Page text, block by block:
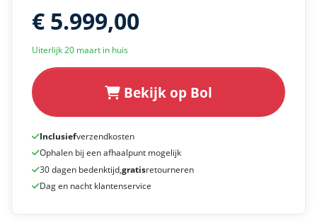
€ 5.999,00
Uiterlijk 20 maart in huis
Bekijk op Bol
Inclusiefverzendkosten
Ophalen bij een afhaalpunt mogelijk
30 dagen bedenktijd,gratisretourneren
Dag en nacht klantenservice